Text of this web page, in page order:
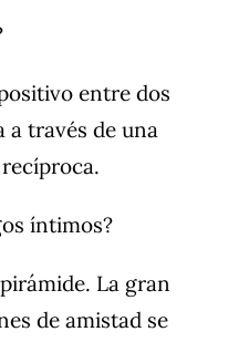
entre dos
a través de una
íntimos?
La gran
de amistad se